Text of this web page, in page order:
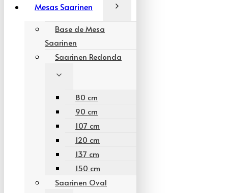
Mesas Saarinen
Base de Mesa
Saarinen
Saarinen Redonda
80 cm
90 cm
107 cm
120 cm
137 cm
150 cm
Saarinen Oval